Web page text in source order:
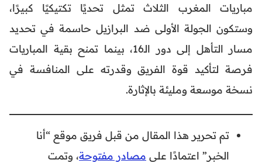
مباريات المغرب الثلاث تمثل تحديًا تكتيكيًا كبيرًا،
وستكون الجولة الأولى ضد البرازيل حاسمة في تحديد
مسار التأهل إلى دور الـ16، بينما تمنح بقية المباريات
فرصة لتأكيد قوة الفريق وقدرته على المنافسة في
نسخة موسعة ومليئة بالإثارة.
تم تحرير هذا المقال من قبل فريق موقع “أنا
الخبر” اعتمادًا على مصادر مفتوحة، وتمت